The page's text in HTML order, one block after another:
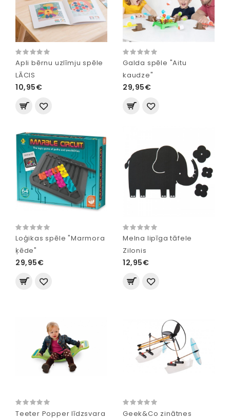
Apli bērnu uzlīmju spēle
LĀCIS
10,95€
Galda spēle "Aitu
kaudze"
29,95€
Loģikas spēle "Marmora
ķēde"
29,95€
Melna lipīga tāfele
Zilonis
12,95€
Teeter Popper līdzsvara
Geek&Co zinātnes